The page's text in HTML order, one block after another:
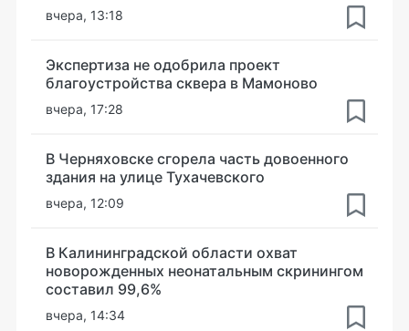
вчера, 13:18
Экспертиза не одобрила проект
благоустройства сквера в Мамоново
вчера, 17:28
В Черняховске сгорела часть довоенного
здания на улице Тухачевского
вчера, 12:09
В Калининградской области охват
новорожденных неонатальным скринингом
составил 99,6%
вчера, 14:34